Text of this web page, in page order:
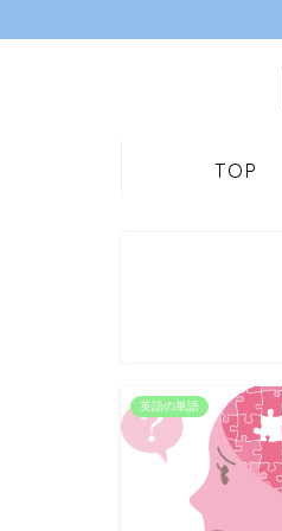
TOP
英語の単語